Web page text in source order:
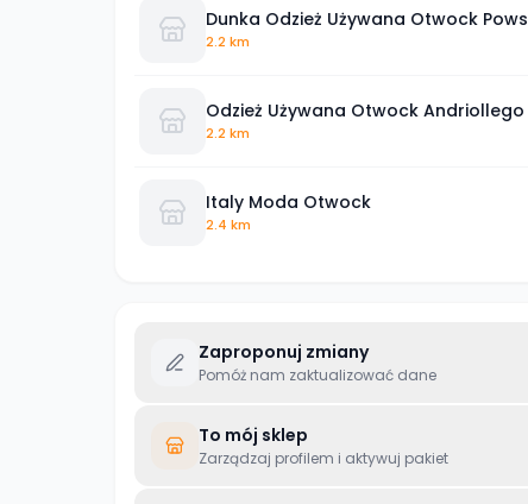
Dunka Odzież Używana Otwock
2.2 km
Odzież Używana Otwock Andriollego
2.2 km
Italy Moda Otwock
2.4 km
Zaproponuj zmiany
Pomóż nam zaktualizować dane
To mój sklep
Zarządzaj profilem i aktywuj pakiet